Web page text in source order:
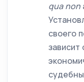
qua non
своего
зависит